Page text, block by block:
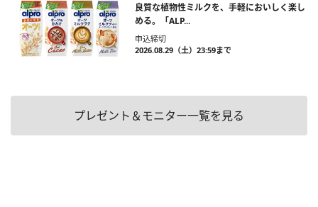
良質な植物性ミルクを、手軽においしく楽し
める。「ALP...
申込締切
2026.08.29（土）23:59まで
プレゼント＆モニター一覧を見る